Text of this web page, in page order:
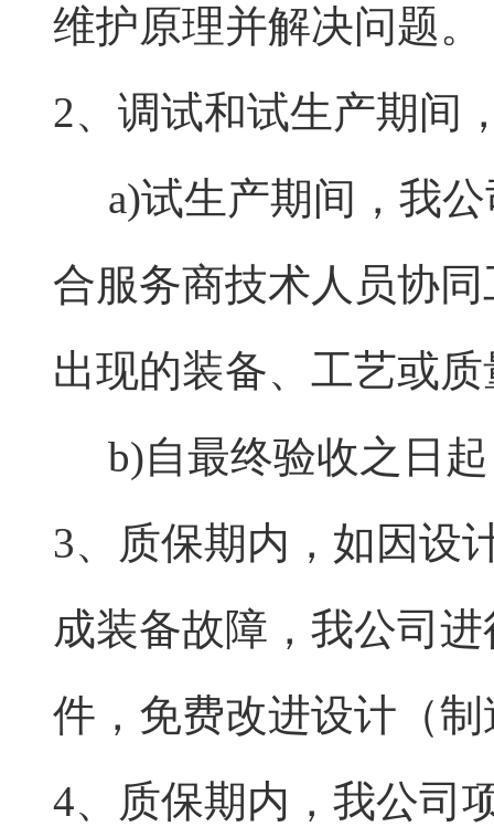
维护原理并解决问题。
2、调试和试生产期间
a)试生产期间，我公
合服务商技术人员协
出现的装备、工艺或
b)自最终验收之日起
3、质保期内，如因设
成装备故障，我公司
件，免费改进设计（
4、质保期内，我公司